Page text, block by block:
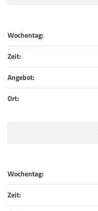
Wochentag:
Zeit:
Angebot:
Ort:
Wochentag:
Zeit: